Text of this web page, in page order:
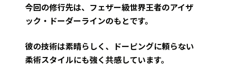
今回の修行先は、フェザー級世界王者のアイザ
ック・ドーダーラインのもとです。
彼の技術は素晴らしく、ドーピングに頼らない
柔術スタイルにも強く共感しています。